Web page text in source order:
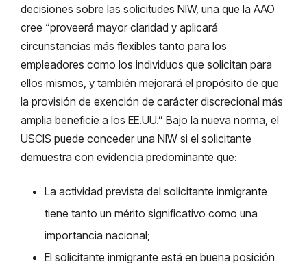
decisiones sobre las solicitudes NIW, una que la AAO
cree “proveerá mayor claridad y aplicará
circunstancias más flexibles tanto para los
empleadores como los individuos que solicitan para
ellos mismos, y también mejorará el propósito de que
la provisión de exención de carácter discrecional más
amplia beneficie a los EE.UU.” Bajo la nueva norma, el
USCIS puede conceder una NIW si el solicitante
demuestra con evidencia predominante que:
La actividad prevista del solicitante inmigrante
tiene tanto un mérito significativo como una
importancia nacional;
El solicitante inmigrante está en buena posición